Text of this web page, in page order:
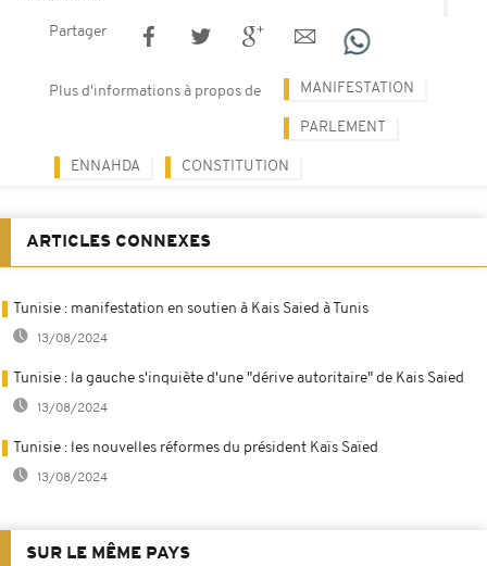
Partager
Plus d'informations à propos de MANIFESTATION
PARLEMENT
ENNAHDA CONSTITUTION
ARTICLES CONNEXES
Tunisie : manifestation en soutien à Kais Saied à Tunis
13/08/2024
Tunisie : la gauche s'inquiète d'une "dérive autoritaire" de Kais Saied
13/08/2024
Tunisie : les nouvelles réformes du président Kaïs Saïed
13/08/2024
SUR LE MÊME PAYS